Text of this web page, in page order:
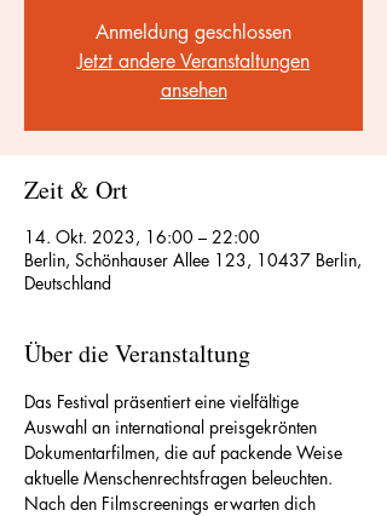
Anmeldung geschlossen
Jetzt andere Veranstaltungen
ansehen
Zeit & Ort
14. Okt. 2023, 16:00 – 22:00
Berlin, Schönhauser Allee 123, 10437 Berlin,
Deutschland
Über die Veranstaltung
Das Festival präsentiert eine vielfältige
Auswahl an international preisgekrönten
Dokumentarfilmen, die auf packende Weise
aktuelle Menschenrechtsfragen beleuchten.
Nach den Filmscreenings erwarten dich